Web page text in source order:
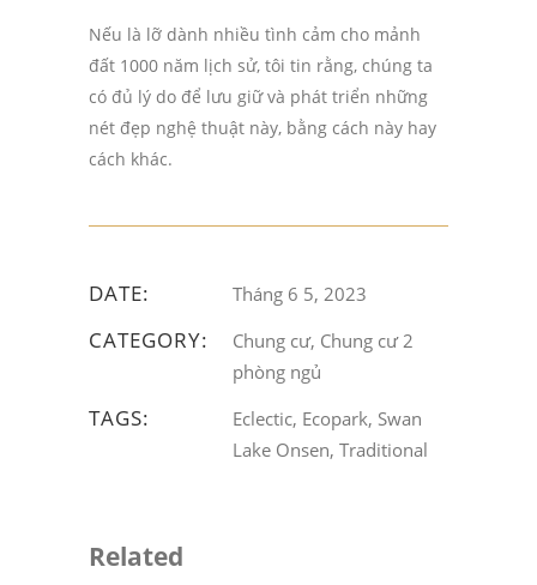
Nếu là lỡ dành nhiều tình cảm cho mảnh
đất 1000 năm lịch sử, tôi tin rằng, chúng ta
có đủ lý do để lưu giữ và phát triển những
nét đẹp nghệ thuật này, bằng cách này hay
cách khác.
DATE: Tháng 6 5, 2023
CATEGORY:
Chung cư, Chung cư 2
phòng ngủ
TAGS:
Eclectic, Ecopark, Swan
Lake Onsen, Traditional
Related